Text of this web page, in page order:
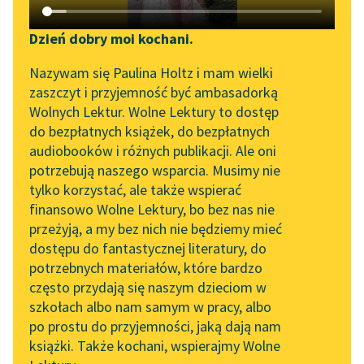
Katalog DAISY
Podkasty o książkach
Zgłoś brak utworu
Aktualności
„Prokurator Alicja Horn”
do słuchania
Byliśmy częścią AI Impact
Lab
Zapraszamy na spotkanie
online z tłumaczkami
literatury skandynawskiej
Spotkanie z Katarzyną
Tunkiel w Oslo
102. lata temu zmarł
Joseph Conrad
Narzędzia
Mapa Wolnych Lektur
Leśmianator
Przewodnik dla piszących i
czytających
API
OAI-PMH
Widget Wolnych Lektur
Przypisy
Dzień dobry moi kochani.
Nazywam się Paulina Holtz i mam wielki
zaszczyt i przyjemność być ambasadorką
Wolnych Lektur. Wolne Lektury to dostęp
do bezpłatnych książek, do bezpłatnych
audiobooków i różnych publikacji. Ale oni
potrzebują naszego wsparcia. Musimy nie
tylko korzystać, ale także wspierać
finansowo Wolne Lektury, bo bez nas nie
przeżyją, a my bez nich nie będziemy mieć
dostępu do fantastycznej literatury, do
potrzebnych materiałów, które bardzo
często przydają się naszym dzieciom w
szkołach albo nam samym w pracy, albo
po prostu do przyjemności, jaką dają nam
książki. Także kochani, wspierajmy Wolne
Epoka: Romantyzm
pobierz książkę
Spis treści:
I
II
III